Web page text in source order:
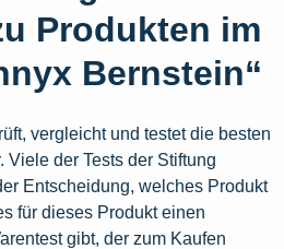
Produkten im
Bernstein“
vergleicht und testet die besten
Viele der Tests der Stiftung
Entscheidung, welches Produkt
für dieses Produkt einen
gibt, der zum Kaufen